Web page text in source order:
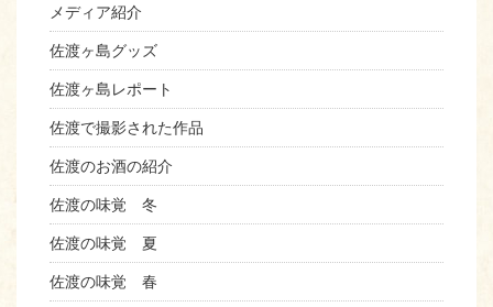
メディア紹介
佐渡ヶ島グッズ
佐渡ヶ島レポート
佐渡で撮影された作品
佐渡のお酒の紹介
佐渡の味覚 冬
佐渡の味覚 夏
佐渡の味覚 春